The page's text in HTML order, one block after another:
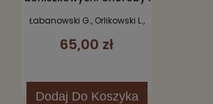
Łabanowski G., Orlikowski L.,
65,00 zł
Dodaj Do Koszyka